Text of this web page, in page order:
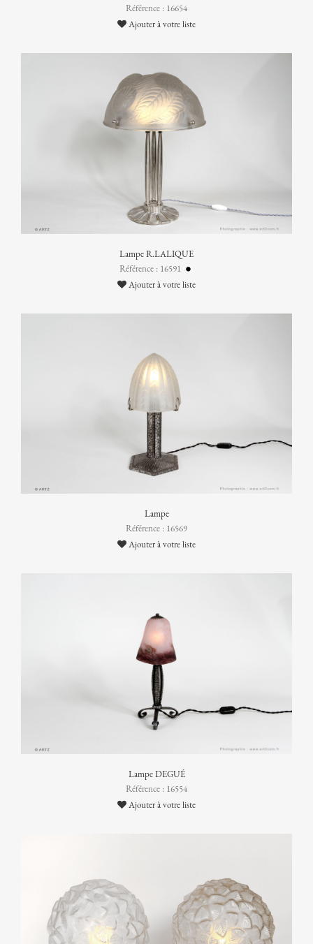
Référence : 16654
Ajouter à votre liste
Lampe R.LALIQUE
Référence : 16591
Ajouter à votre liste
Lampe
Référence : 16569
Ajouter à votre liste
Lampe DEGUÉ
Référence : 16554
Ajouter à votre liste